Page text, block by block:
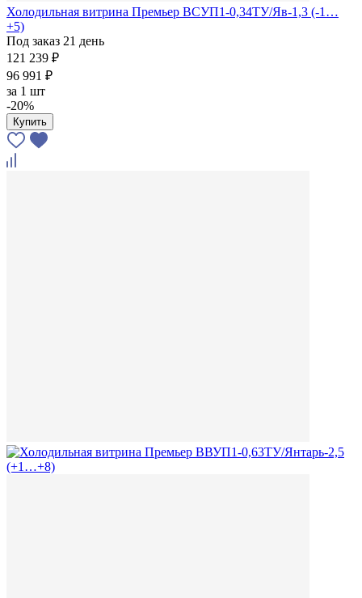
Холодильная витрина Премьер ВСУП1-0,34ТУ/Яв-1,3 (-1…
+5)
Под заказ 21 день
121 239 ₽
96 991 ₽
за 1 шт
-20%
Купить